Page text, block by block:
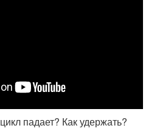
падает? Как удержать?